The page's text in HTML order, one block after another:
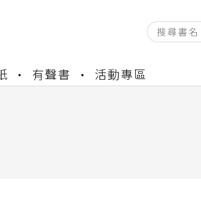
有聲書 活動專區
分閱讀服務